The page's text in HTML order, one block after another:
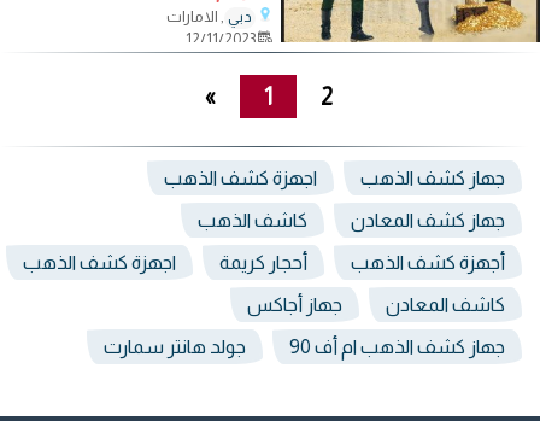
دبي , الامارات
12/11/2023
1 2
»
جهاز كشف الذهب اجهزة كشف الذهب
جهاز كشف المعادن كاشف الذهب
أجهزة كشف الذهب أحجار كريمة اجهزة كشف الذهب
كاشف المعادن جهاز أجاكس
جهاز كشف الذهب ام أف 90 جولد هانتر سمارت